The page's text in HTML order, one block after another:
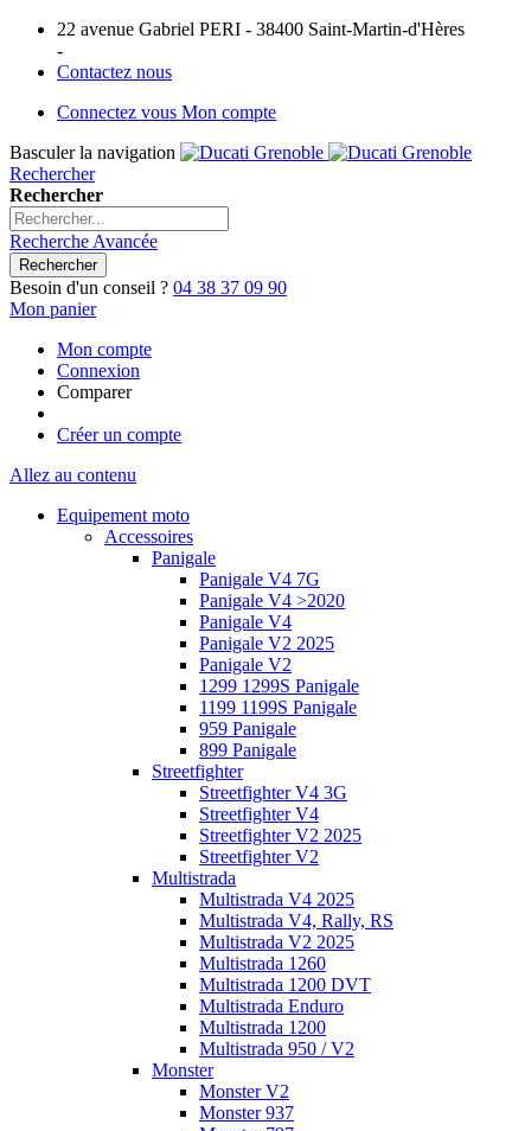
22 avenue Gabriel PERI - 38400 Saint-Martin-d'Hères
-
Contactez nous
Connectez vous Mon compte
Basculer la navigation
Rechercher
Rechercher
Recherche Avancée
Rechercher
Besoin d'un conseil ? 04 38 37 09 90
Mon panier
Mon compte
Connexion
Comparer
Créer un compte
Allez au contenu
Equipement moto
Accessoires
Panigale
Panigale V4 7G
Panigale V4 >2020
Panigale V4
Panigale V2 2025
Panigale V2
1299 1299S Panigale
1199 1199S Panigale
959 Panigale
899 Panigale
Streetfighter
Streetfighter V4 3G
Streetfighter V4
Streetfighter V2 2025
Streetfighter V2
Multistrada
Multistrada V4 2025
Multistrada V4, Rally, RS
Multistrada V2 2025
Multistrada 1260
Multistrada 1200 DVT
Multistrada Enduro
Multistrada 1200
Multistrada 950 / V2
Monster
Monster V2
Monster 937